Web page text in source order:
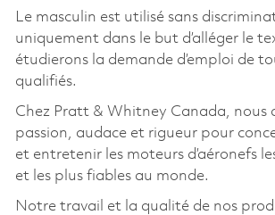
Le masculin est utilisé sans
uniquement dans le but d’alléger le
étudierons la demande d’emploi de
qualifiés.
Chez Pratt & Whitney Canada, nous
passion, audace et rigueur pour
et entretenir les moteurs d’aéronefs
et les plus fiables au monde.
Notre travail et la qualité de nos